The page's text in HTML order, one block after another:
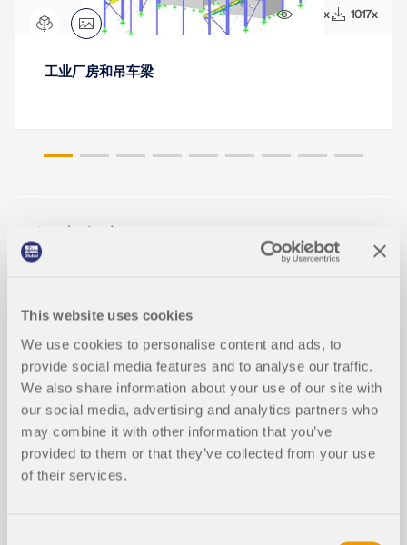
This website uses cookies
We use cookies to personalise content and ads, to
provide social media features and to analyse our traffic.
We also share information about your use of our site with
our social media, advertising and analytics partners who
may combine it with other information that you’ve
provided to them or that they’ve collected from your use
of their services.
7069x 1017x
工业厂房和吊车梁
知识库文章